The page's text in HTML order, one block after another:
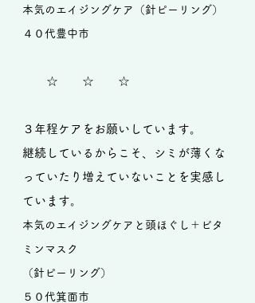
本気のエイジングケア（針ピーリング）
​４０代豊中市
☆ ☆ ☆
３年程ケアをお願いしています。
継続しているからこそ、シミが薄くな
っていたり増えていないことを実感し
ています。
本気のエイジングケアと頭ほぐし＋ビタ
ミンマスク
（針ピーリング）
５０代箕面市